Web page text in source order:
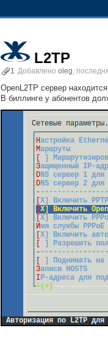
L2TP
1 Добавлено oleg,
OpenL2TP сервер
В биллинге у абонентов